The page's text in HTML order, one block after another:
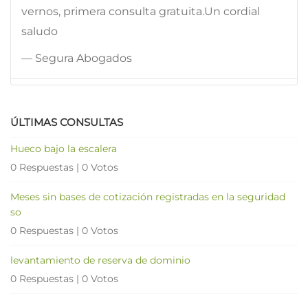
vernos, primera consulta gratuita.Un cordial
saludo
— Segura Abogados
ÚLTIMAS CONSULTAS
Hueco bajo la escalera
0 Respuestas | 0 Votos
Meses sin bases de cotización registradas en la seguridad
so
0 Respuestas | 0 Votos
levantamiento de reserva de dominio
0 Respuestas | 0 Votos